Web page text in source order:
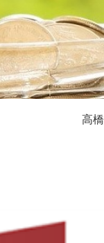
高